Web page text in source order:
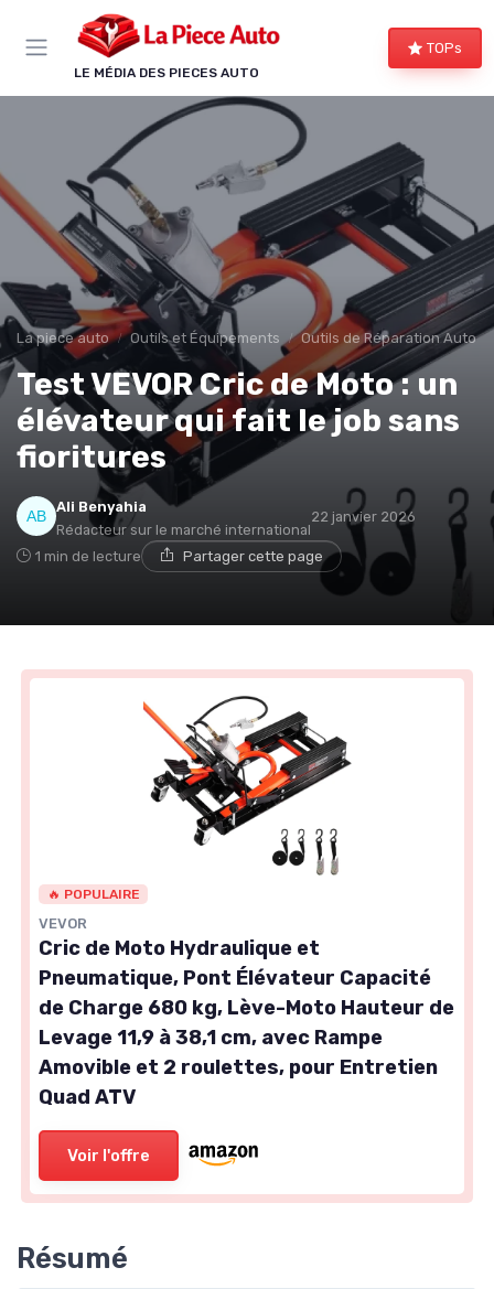
LE MÉDIA DES PIECES AUTO
TOPs
La piece auto Outils et Équipements Outils de Réparation Auto
Test VEVOR Cric de Moto : un
élévateur qui fait le job sans
fioritures
Ali Benyahia
Rédacteur sur le marché international
22 janvier 2026
1 min de lecture Partager cette page
🔥 POPULAIRE
VEVOR
Cric de Moto Hydraulique et
Pneumatique, Pont Élévateur Capacité
de Charge 680 kg, Lève-Moto Hauteur de
Levage 11,9 à 38,1 cm, avec Rampe
Amovible et 2 roulettes, pour Entretien
Quad ATV
Voir l'offre
Résumé
Panneau de gestion des cookies